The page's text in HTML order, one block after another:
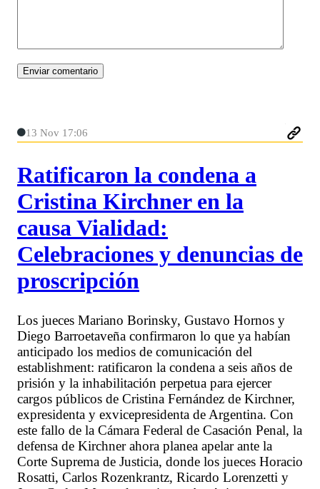
13 Nov 17:06
Ratificaron la condena a
Cristina Kirchner en la
causa Vialidad:
Celebraciones y denuncias de
proscripción
Los jueces Mariano Borinsky, Gustavo Hornos y
Diego Barroetaveña confirmaron lo que ya habían
anticipado los medios de comunicación del
establishment: ratificaron la condena a seis años de
prisión y la inhabilitación perpetua para ejercer
cargos públicos de Cristina Fernández de Kirchner,
expresidenta y exvicepresidenta de Argentina. Con
este fallo de la Cámara Federal de Casación Penal, la
defensa de Kirchner ahora planea apelar ante la
Corte Suprema de Justicia, donde los jueces Horacio
Rosatti, Carlos Rozenkrantz, Ricardo Lorenzetti y